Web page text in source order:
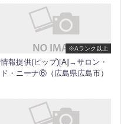
※Aランク以上
情報提供(ピップ)[A]→サロン・
ド・ニーナ⑥（広島県広島市）